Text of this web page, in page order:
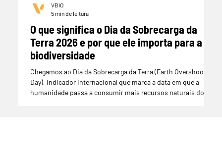
O que significa o Dia da Sobrecarga da
Terra 2026 e por que ele importa para a
biodiversidade
Chegamos ao Dia da Sobrecarga da Terra (Earth Overshoot
Day), indicador internacional que marca a data em que a
humanidade passa a consumir mais recursos naturais do
VBIO
5 min de leitura